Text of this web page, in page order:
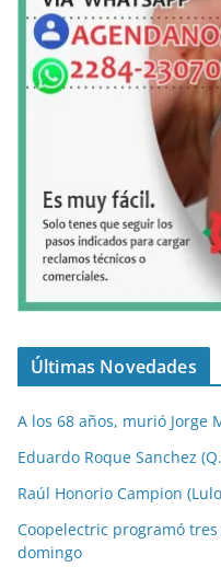
Últimas Novedades
A los 68 años, murió Jorge
Eduardo Roque Sanchez
Raúl Honorio Campion
Coopelectric programó
domingo